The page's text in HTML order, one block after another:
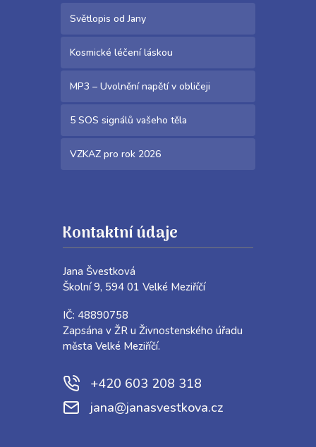
Světlopis od Jany
Kosmické léčení láskou
MP3 – Uvolnění napětí v obličeji
5 SOS signálů vašeho těla
VZKAZ pro rok 2026
Kontaktní údaje
Jana Švestková
Školní 9, 594 01 Velké Meziříčí
IČ: 48890758
Zapsána v ŽR u Živnostenského úřadu
města Velké Meziříčí.
+420 603 208 318
jana@janasvestkova.cz